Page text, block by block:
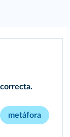
metáfora